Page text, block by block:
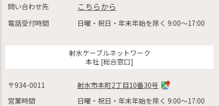
問い合わせ先 こちらから
電話受付時間 日曜・祝日・年末年始を除く 9:00〜17:00
射水ケーブルネットワーク
本社 [総合窓口]
〒934-0011
射水市本町2丁目10番30号
営業時間
日曜・祝日・年末年始を除く 9:00〜17:00